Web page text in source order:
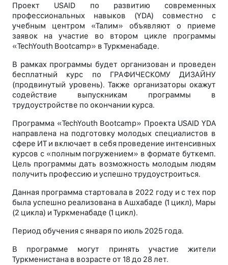
Проект USAID по развитию современных
профессиональных навыков (YDA) совместно с
учебным центром «Талим» объявляют о приеме
заявок на участие во втором цикле программы
«TechYouth Bootcamp» в Туркменабаде.
В рамках программы будет организован и проведен
бесплатный курс по ГРАФИЧЕСКОМУ ДИЗАЙНУ
(продвинутый уровень). Также организаторы окажут
содействие выпускникам программы в
трудоустройстве по окончании курса.
Программа «TechYouth Bootcamp» Проекта USAID YDA
направлена на подготовку молодых специалистов в
сфере ИТ и включает в себя проведение интенсивных
курсов с «полным погружением» в формате буткемп.
Цель программы дать возможность молодым людям
получить профессию и успешно трудоустроиться.
Данная программа стартовала в 2022 году и с тех пор
была успешно реализована в Ашхабаде (1 цикл), Мары
(2 цикла) и Туркменабаде (1 цикл).
Период обучения с января по июль 2025 года.
В программе могут принять участие жители
Туркменистана в возрасте от 18 до 28 лет.